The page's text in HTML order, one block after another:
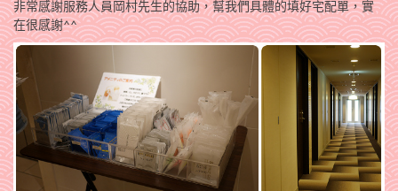
非常感謝服務人員岡村先生的協助，幫我們具體的填好宅配單，實
在很感謝^^